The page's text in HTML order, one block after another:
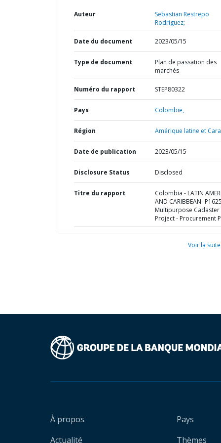
Auteur
Sebastian Restrepo
Rodriguez;
Date du document 2023/05/15
Type de document
Plan de passation des
marchés
Numéro du rapport STEP80322
Pays Colombie,
Région Amérique latine et
Date de publication 2023/05/15
Disclosure Status Disclosed
Titre du rapport
Colombia - LATIN
AND CARIBBEAN-
Multipurpose Cadaster
Project - Procurement
Voir la suite
À propos
Actualité
Pays
Thèmes